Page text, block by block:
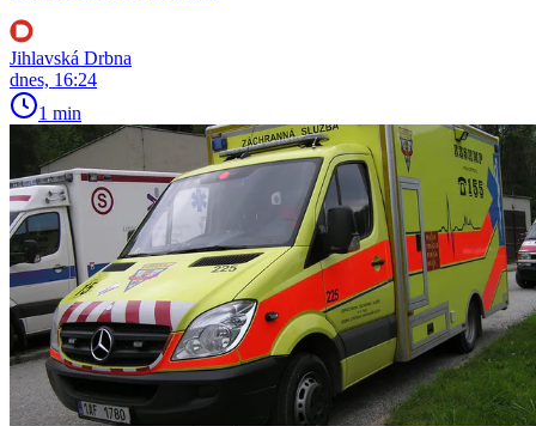
Jihlavská Drbna
dnes, 16:24
1 min